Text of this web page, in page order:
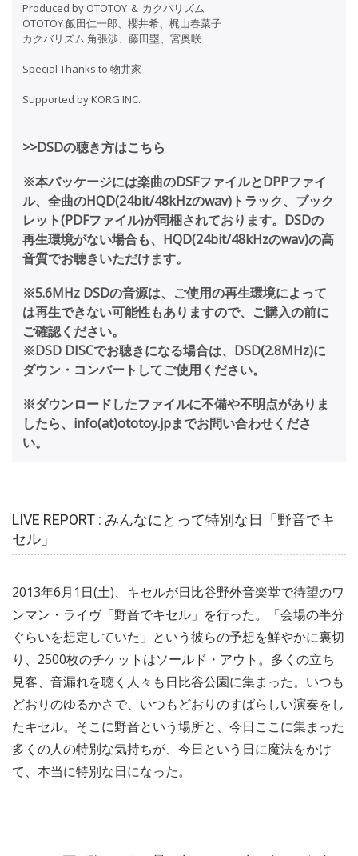
Produced by OTOTOY ＆ カクバリズム
OTOTOY 飯田仁一郎、櫻井希、梶山春菜子
カクバリズム 角張渉、藤田塁、宮奥咲
Special Thanks to 物井家
Supported by KORG INC.
>>DSDの聴き方はこちら
※本パッケージには楽曲のDSFファイルとDPPファイ
ル、全曲のHQD(24bit/48kHzのwav)トラック、ブック
レット(PDFファイル)が同梱されております。DSDの
再生環境がない場合も、HQD(24bit/48kHzのwav)の高
音質でお聴きいただけます。
※5.6MHz DSDの音源は、ご使用の再生環境によって
は再生できない可能性もありますので、ご購入の前に
ご確認ください。
※DSD DISCでお聴きになる場合は、DSD(2.8MHz)に
ダウン・コンバートしてご使用ください。
※ダウンロードしたファイルに不備や不明点がありま
したら、info(at)ototoy.jpまでお問い合わせくださ
い。
LIVE REPORT : みんなにとって特別な日「野音でキ
セル」
2013年6月1日(土)、キセルが日比谷野外音楽堂で待望のワ
ンマン・ライヴ「野音でキセル」を行った。「会場の半分
ぐらいを想定していた」という彼らの予想を鮮やかに裏切
り、2500枚のチケットはソールド・アウト。多くの立ち
見客、音漏れを聴く人々も日比谷公園に集まった。いつも
どおりのゆるかさで、いつもどおりのすばらしい演奏をし
たキセル。そこに野音という場所と、今日ここに集まった
多くの人の特別な気持ちが、今日という日に魔法をかけ
て、本当に特別な日になった。